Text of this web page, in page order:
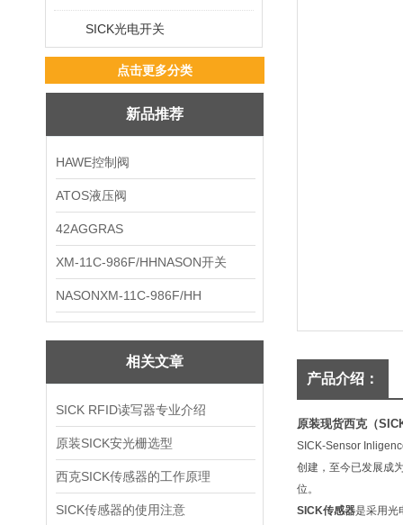
SICK光电开关
点击更多分类
新品推荐
HAWE控制阀
ATOS液压阀
42AGGRAS
XM-11C-986F/HHNASON开关
NASONXM-11C-986F/HH
相关文章
SICK RFID读写器专业介绍
原装SICK安光栅选型
西克SICK传感器的工作原理
SICK传感器的使用注意
产品介绍：
原装现货西克（
SICK-Sensor
创建，至今已发展成
位。
SICK传感器是采用光